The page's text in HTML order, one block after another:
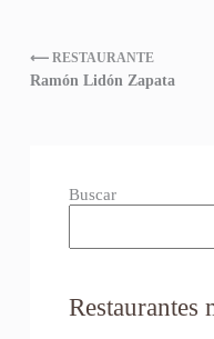
⟵ RESTAURANTE
Ramón Lidón Zapata
Buscar
Restaurantes